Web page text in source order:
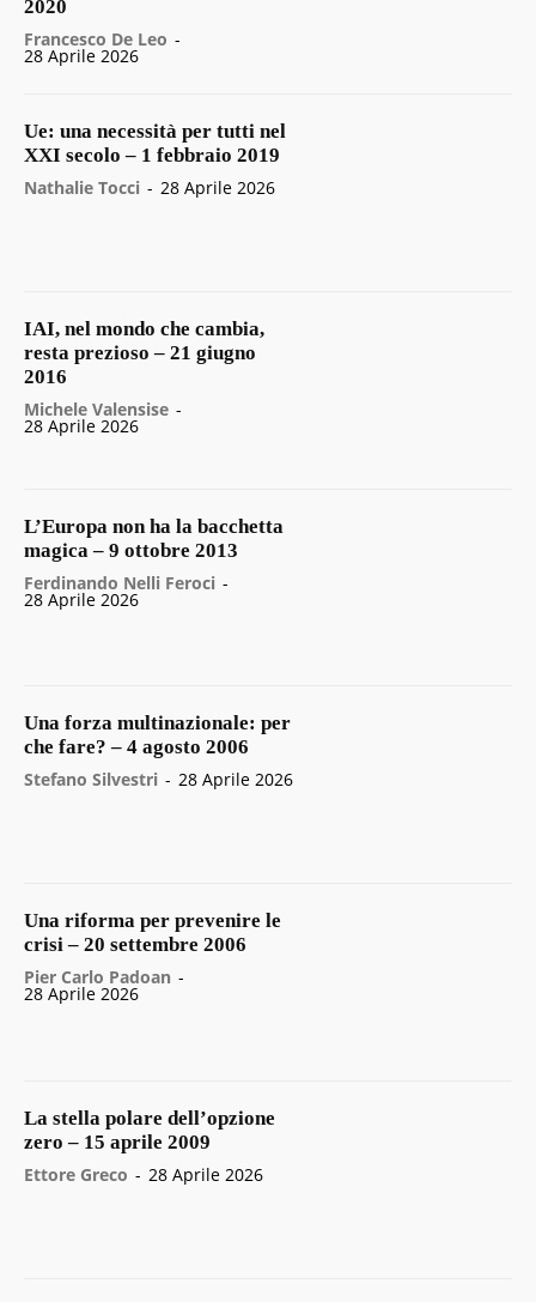
2020
Francesco De Leo -
28 Aprile 2026
Ue: una necessità per tutti nel
XXI secolo – 1 febbraio 2019
Nathalie Tocci - 28 Aprile 2026
IAI, nel mondo che cambia,
resta prezioso – 21 giugno
2016
Michele Valensise -
28 Aprile 2026
L’Europa non ha la bacchetta
magica – 9 ottobre 2013
Ferdinando Nelli Feroci -
28 Aprile 2026
Una forza multinazionale: per
che fare? – 4 agosto 2006
Stefano Silvestri - 28 Aprile 2026
Una riforma per prevenire le
crisi – 20 settembre 2006
Pier Carlo Padoan -
28 Aprile 2026
La stella polare dell’opzione
zero – 15 aprile 2009
Ettore Greco - 28 Aprile 2026